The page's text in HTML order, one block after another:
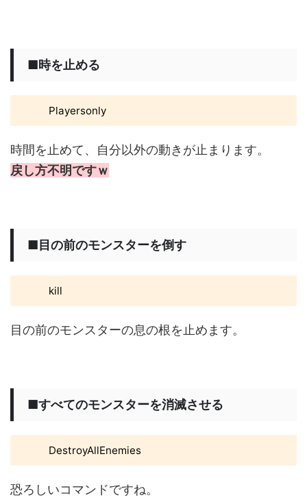
■時を止める
Playersonly
時間を止めて、自分以外の動きが止まります。
戻し方不明ですｗ
■目の前のモンスターを倒す
kill
目の前のモンスターの息の根を止めます。
■すべてのモンスターを消滅させる
DestroyAllEnemies
恐ろしいコマンドですね。